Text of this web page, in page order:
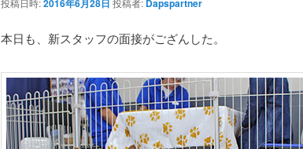
投稿日時:2016年6月28日 投稿者: Dapspartner
本日も、新スタッフの面接がござんした。